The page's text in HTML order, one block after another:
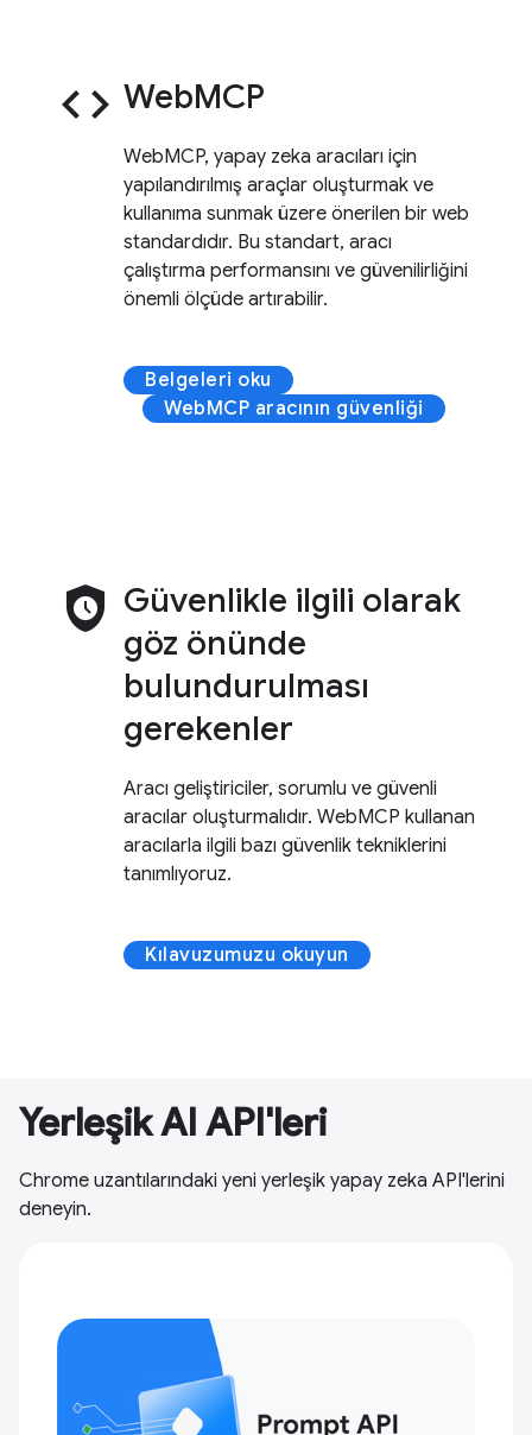
code WebMCP
WebMCP, yapay zeka aracıları için
yapılandırılmış araçlar oluşturmak ve
kullanıma sunmak üzere önerilen bir web
standardıdır. Bu standart, aracı
çalıştırma performansını ve güvenilirliğini
önemli ölçüde artırabilir.
Belgeleri oku
WebMCP aracının güvenliği
safety_check Güvenlikle ilgili olarak
göz önünde
bulundurulması
gerekenler
Aracı geliştiriciler, sorumlu ve güvenli
aracılar oluşturmalıdır. WebMCP kullanan
aracılarla ilgili bazı güvenlik tekniklerini
tanımlıyoruz.
Kılavuzumuzu okuyun
Yerleşik AI API'leri
Chrome uzantılarındaki yeni yerleşik yapay zeka API'lerini
deneyin.